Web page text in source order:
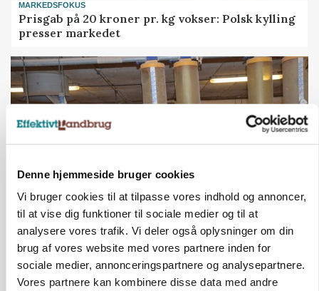
Denne hjemmeside bruger cookies
Vi bruger cookies til at tilpasse vores indhold og annoncer,
til at vise dig funktioner til sociale medier og til at
analysere vores trafik. Vi deler også oplysninger om din
brug af vores website med vores partnere inden for
sociale medier, annonceringspartnere og analysepartnere.
Vores partnere kan kombinere disse data med andre
MARKEDSFOKUS
Prisgab på 20 kroner pr. kg vokser: Polsk kylling
presser markedet
GRISE
Rådgiver om DB-Tjek: Små justeringer kan give
store besparelser